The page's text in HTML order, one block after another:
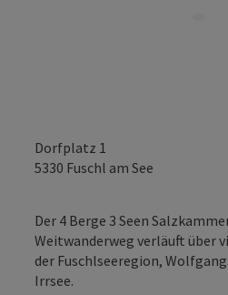
Dorfplatz 1
5330 Fuschl am See
Der 4 Berge 3 Seen
Weitwanderweg verläuft über
der Fuschlseeregion,
Irrsee.